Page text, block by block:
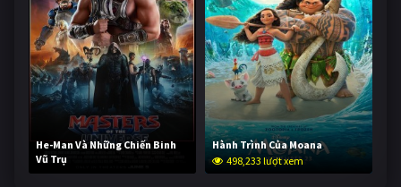
He-Man Và Những Chiến Binh
Vũ Trụ
247,693 lượt xem
Hành Trình Của Moana
498,233 lượt xem